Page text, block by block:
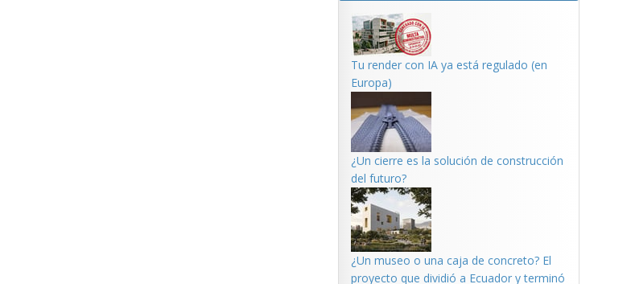
Tu render con IA ya está regulado (en
Europa)
¿Un cierre es la solución de construcción
del futuro?
¿Un museo o una caja de concreto? El
proyecto que dividió a Ecuador y terminó